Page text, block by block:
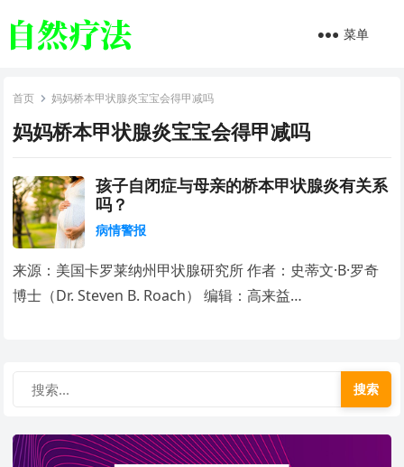
菜单
首页 妈妈桥本甲状腺炎宝宝会得甲减吗
妈妈桥本甲状腺炎宝宝会得甲减吗
孩子自闭症与母亲的桥本甲状腺炎有关系
吗？
病情警报
来源：美国卡罗莱纳州甲状腺研究所 作者：史蒂文·B·罗奇
博士（Dr. Steven B. Roach） 编辑：高来益…
搜索